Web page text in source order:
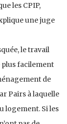
les CPIP,
une juge
le travail
plus facilement
de
Pairs à laquelle
logement. Si les